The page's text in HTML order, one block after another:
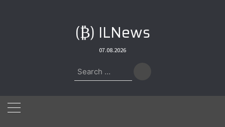
(₿) ILNews
07.08.2026
Search
for: